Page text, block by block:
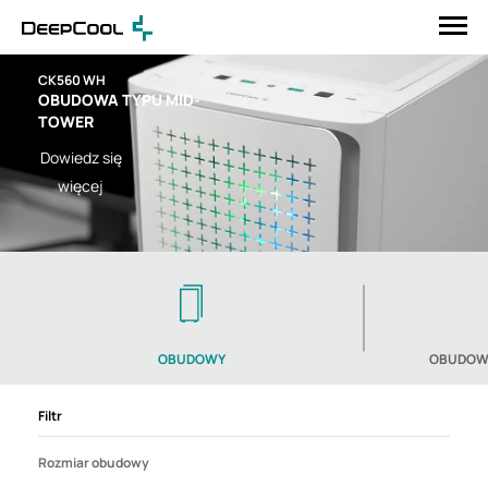
CK560 WH
OBUDOWA TYPU MID-
TOWER
Dowiedz się
więcej
OBUDOWY
Filtr
Rozmiar obudowy